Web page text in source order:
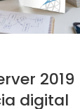
2019
digital